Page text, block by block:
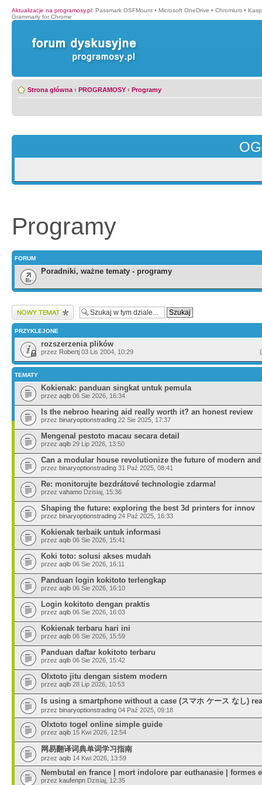
Aktualizacje na programosy.pl: Passmark OSFMount • Microsoft OneDrive • Chromium •
Grammarly for Chrome
Strona główna ‹ PROGRAMOSY ‹ Programy
Programy
FORUM
Poradniki, ważne tematy - programy
Wyślij nowy temat
PRZYKLEJONE
rozszerzenia plików
przez Robertj 03 Lis 2004, 10:29
TEMATY
Kokienak: panduan singkat untuk pemula
przez aqib 06 Sie 2026, 16:34
Is the nebroo hearing aid really worth it? an honest review
przez binaryoptionstrading 22 Sie 2025, 17:37
Mengenal pestoto macau secara detail
przez aqib 29 Lip 2026, 13:50
Can a modular house revolutionize the future of modern
przez binaryoptionstrading 31 Paź 2025, 08:41
Re: monitorujte bezdrátové technologie zdarma!
przez vahamo Dzisiaj, 15:36
Shaping the future: exploring the best 3d printers for innov
przez binaryoptionstrading 24 Paź 2025, 16:33
Kokienak terbaik untuk informasi
przez aqib 06 Sie 2026, 15:41
Koki toto: solusi akses mudah
przez aqib 06 Sie 2026, 16:11
Panduan login kokitoto terlengkap
przez aqib 06 Sie 2026, 16:10
Login kokitoto dengan praktis
przez aqib 06 Sie 2026, 16:03
Kokienak terbaru hari ini
przez aqib 06 Sie 2026, 15:59
Panduan daftar kokitoto terbaru
przez aqib 06 Sie 2026, 15:42
Olxtoto jitu dengan sistem modern
przez aqib 28 Lip 2026, 10:53
Is using a smartphone without a case (スマホ ケース なし)
przez binaryoptionstrading 04 Paź 2025, 09:18
Olxtoto togel online simple guide
przez aqib 15 Kwi 2026, 12:54
网易翻译词典单词学习指南
przez aqib 14 Kwi 2026, 13:59
Nembutal en france | mort indolore par euthanasie | formes e
przez kaufenpn Dzisiaj, 12:35